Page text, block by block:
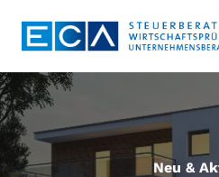
Inhalt
Neu &